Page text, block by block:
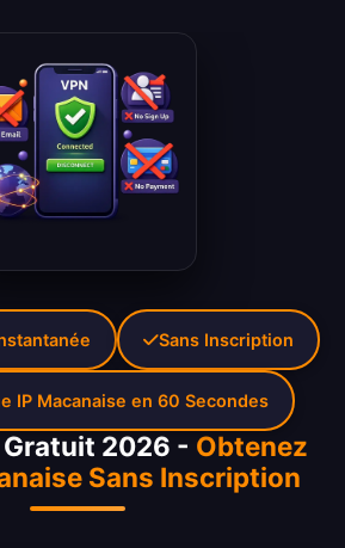
Gratuit 2026 - Obtenez
Sans Inscription
Sans Inscription
IP Macanaise en 60 Secondes